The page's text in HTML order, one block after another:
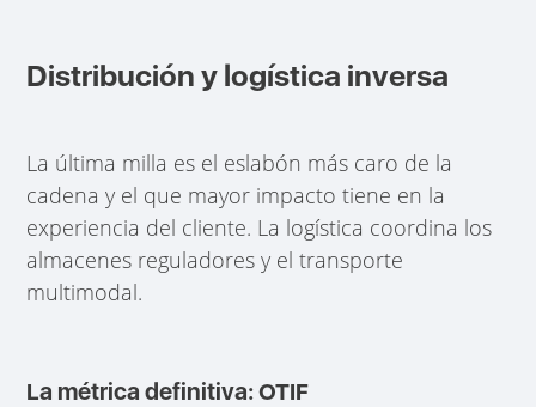
Distribución y logística inversa
La última milla es el eslabón más caro de la
cadena y el que mayor impacto tiene en la
experiencia del cliente. La logística coordina los
almacenes reguladores y el transporte
multimodal.
La métrica definitiva: OTIF